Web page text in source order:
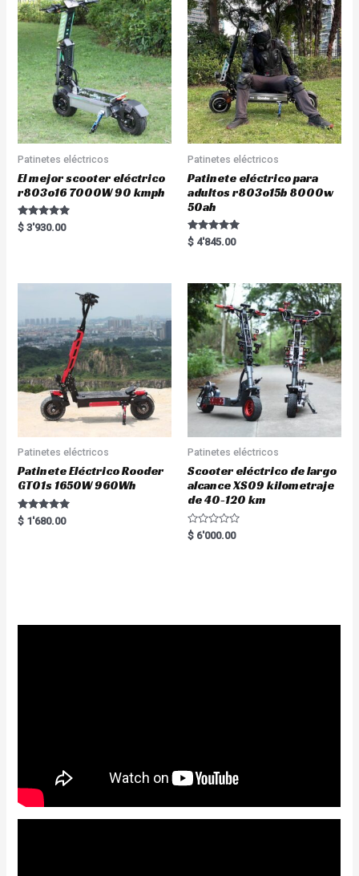
t
o
f
o
f
5
Patinetes eléctricos
El mejor scooter eléctrico
r803o16 7000W 90 kmph
Rated
5.00
$ 3'930.00
Patinetes eléctricos
Patinete eléctrico para
adultos r803o15b 8000w
50ah
Rated
5.00
$ 4'845.00
Patinetes eléctricos
Patinete Eléctrico Rooder
GT01s 1650W 960Wh
Rated
5.00
$ 1'680.00
Patinetes eléctricos
Scooter eléctrico de largo
alcance XS09 kilometraje
de 40-120 km
R
a
$ 6'000.00